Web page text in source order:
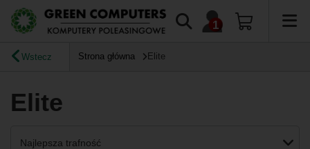
Wstecz Strona główna Elite
Elite
Zmień sortowanie
Najlepsza trafność